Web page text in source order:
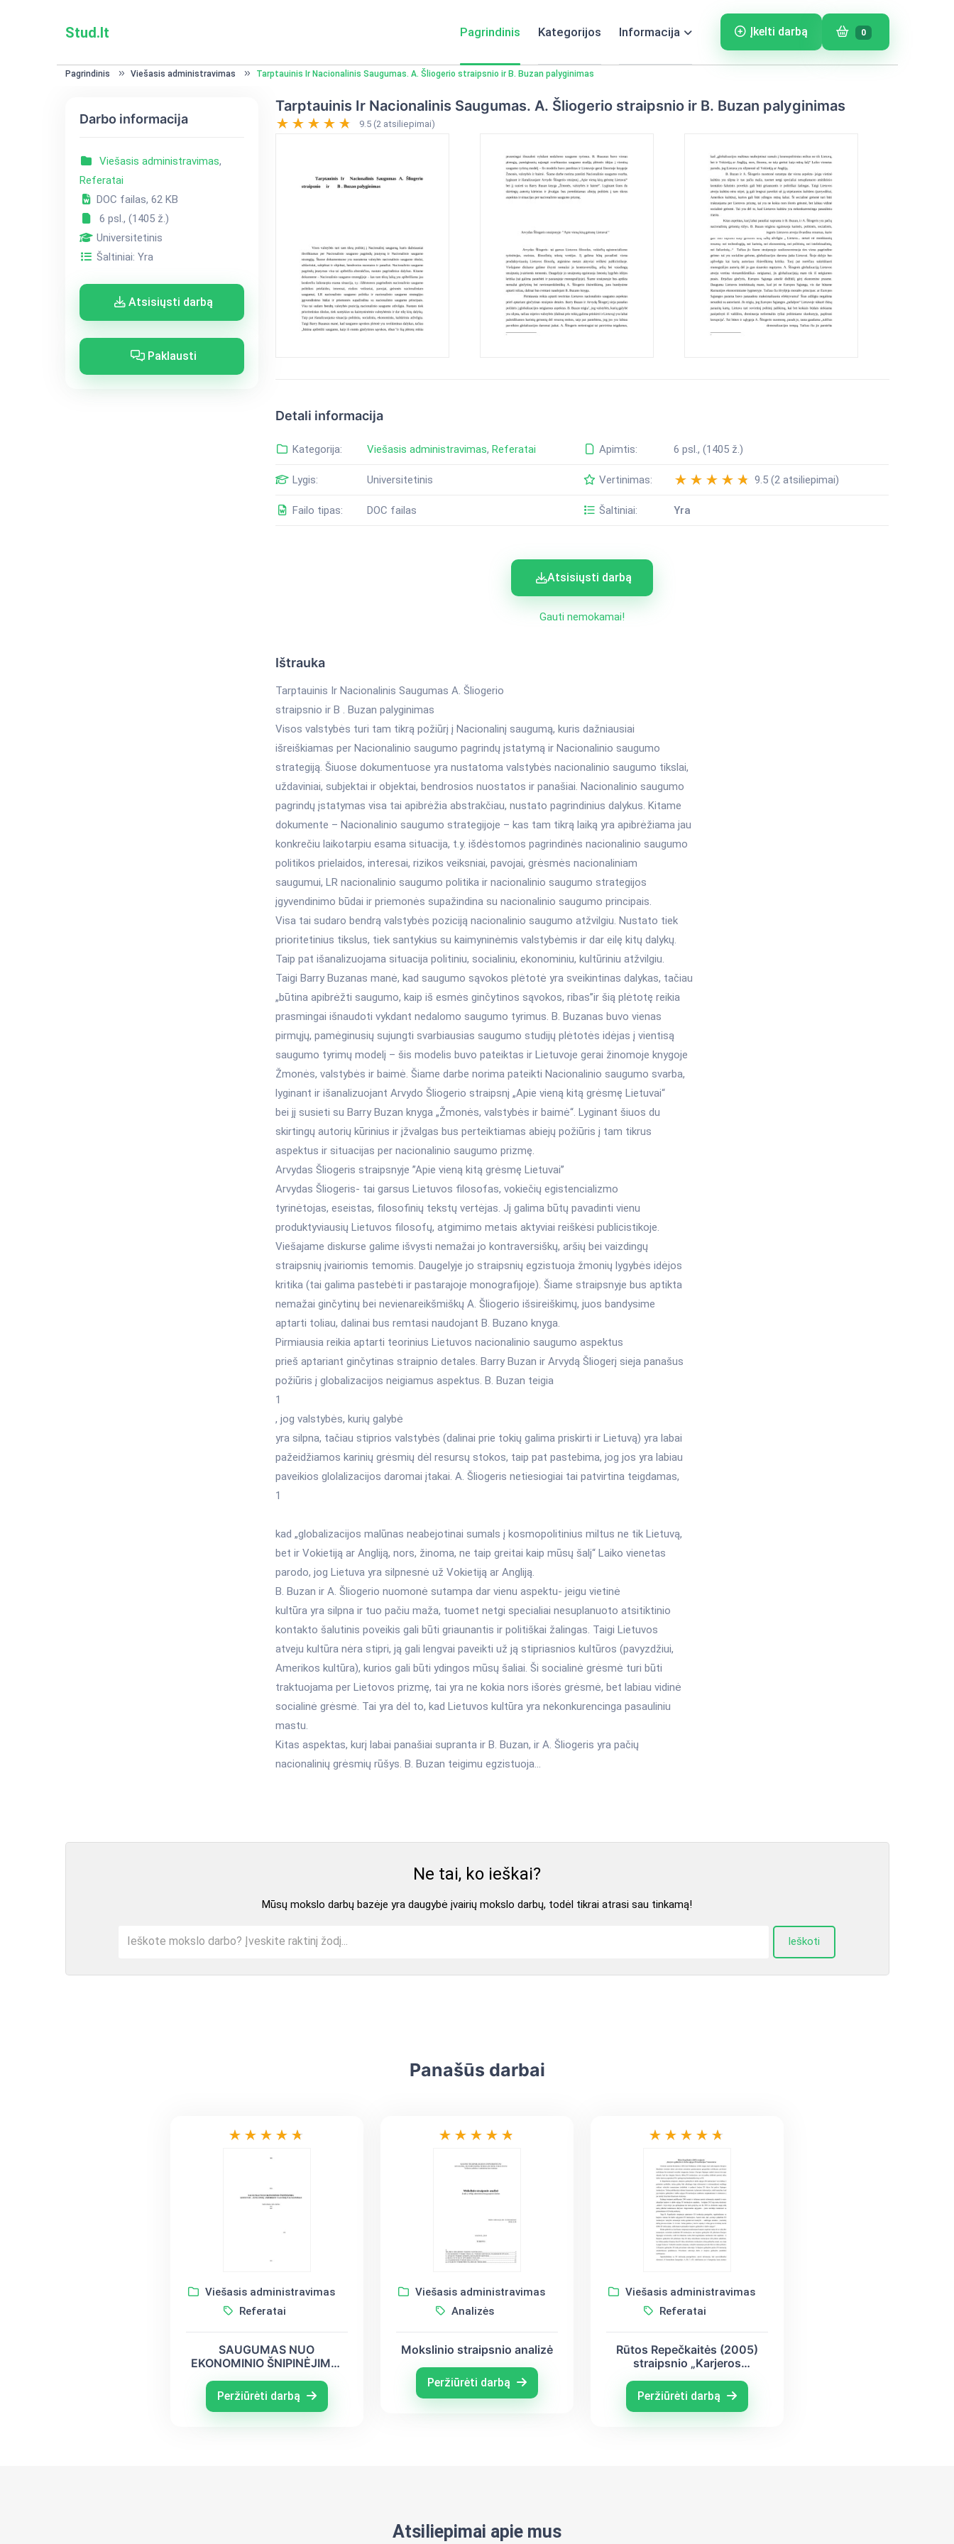
Stud.lt Pagrindinis Kategorijos Informacija Įkelti darbą 0
Pagrindinis Viešasis administravimas Tarptauinis Ir Nacionalinis Saugumas. A. Šliogerio straipsnio ir B. Buzan palyginimas
Darbo informacija
Viešasis administravimas,
Referatai
DOC failas, 62 KB
6 psl., (1405 ž.)
Universitetinis
Šaltiniai: Yra
Atsisiųsti darbą
Paklausti
Tarptauinis Ir Nacionalinis Saugumas. A. Šliogerio straipsnio ir B. Buzan palyginimas
9.5 (2 atsiliepimai)
Detali informacija
Kategorija: Viešasis administravimas, Referatai
Lygis: Universitetinis
Failo tipas: DOC failas
Apimtis: 6 psl., (1405 ž.)
Vertinimas: 9.5 (2 atsiliepimai)
Šaltiniai: Yra
Atsisiųsti darbą
Gauti nemokamai!
Ištrauka
Tarptauinis Ir Nacionalinis Saugumas A. Šliogerio
straipsnio ir B . Buzan palyginimas
Visos valstybės turi tam tikrą požiūrį į Nacionalinį saugumą, kuris dažniausiai
išreiškiamas per Nacionalinio saugumo pagrindų įstatymą ir Nacionalinio saugumo
strategiją. Šiuose dokumentuose yra nustatoma valstybės nacionalinio saugumo tikslai,
uždaviniai, subjektai ir objektai, bendrosios nuostatos ir panašiai. Nacionalinio saugumo
pagrindų įstatymas visa tai apibrėžia abstrakčiau, nustato pagrindinius dalykus. Kitame
dokumente – Nacionalinio saugumo strategijoje – kas tam tikrą laiką yra apibrėžiama jau
konkrečiu laikotarpiu esama situacija, t.y. išdėstomos pagrindinės nacionalinio saugumo
politikos prielaidos, interesai, rizikos veiksniai, pavojai, grėsmės nacionaliniam
saugumui, LR nacionalinio saugumo politika ir nacionalinio saugumo strategijos
įgyvendinimo būdai ir priemonės supažindina su nacionalinio saugumo principais.
Visa tai sudaro bendrą valstybės poziciją nacionalinio saugumo atžvilgiu. Nustato tiek
prioritetinius tikslus, tiek santykius su kaimyninėmis valstybėmis ir dar eilę kitų dalykų.
Taip pat išanalizuojama situacija politiniu, socialiniu, ekonominiu, kultūriniu atžvilgiu.
Taigi Barry Buzanas manė, kad saugumo sąvokos plėtotė yra sveikintinas dalykas, tačiau
„būtina apibrėžti saugumo, kaip iš esmės ginčytinos sąvokos, ribas’’ir šią plėtotę reikia
prasmingai išnaudoti vykdant nedalomo saugumo tyrimus. B. Buzanas buvo vienas
pirmųjų, pamėginusių sujungti svarbiausias saugumo studijų plėtotės idėjas į vientisą
saugumo tyrimų modelį – šis modelis buvo pateiktas ir Lietuvoje gerai žinomoje knygoje
Žmonės, valstybės ir baimė. Šiame darbe norima pateikti Nacionalinio saugumo svarba,
lyginant ir išanalizuojant Arvydo Šliogerio straipsnį „Apie vieną kitą grėsmę Lietuvai“
bei jį susieti su Barry Buzan knyga „Žmonės, valstybės ir baimė“. Lyginant šiuos du
skirtingų autorių kūrinius ir įžvalgas bus perteiktiamas abiejų požiūris į tam tikrus
aspektus ir situacijas per nacionalinio saugumo prizmę.
Arvydas Šliogeris straipsnyje ’’Apie vieną kitą grėsmę Lietuvai’’
Arvydas Šliogeris- tai garsus Lietuvos filosofas, vokiečių egistencializmo
tyrinėtojas, eseistas, filosofinių tekstų vertėjas. Jį galima būtų pavadinti vienu
produktyviausių Lietuvos filosofų, atgimimo metais aktyviai reiškėsi publicistikoje.
Viešajame diskurse galime išvysti nemažai jo kontraversiškų, aršių bei vaizdingų
straipsnių įvairiomis temomis. Daugelyje jo straipsnių egzistuoja žmonių lygybės idėjos
kritika (tai galima pastebėti ir pastarajoje monografijoje). Šiame straipsnyje bus aptikta
nemažai ginčytinų bei nevienareikšmiškų A. Šliogerio išsireiškimų, juos bandysime
aptarti toliau, dalinai bus remtasi naudojant B. Buzano knyga.
Pirmiausia reikia aptarti teorinius Lietuvos nacionalinio saugumo aspektus
prieš aptariant ginčytinas straipnio detales. Barry Buzan ir Arvydą Šliogerį sieja panašus
požiūris į globalizacijos neigiamus aspektus. B. Buzan teigia
1
, jog valstybės, kurių galybė
yra silpna, tačiau stiprios valstybės (dalinai prie tokių galima priskirti ir Lietuvą) yra labai
pažeidžiamos karinių grėsmių dėl resursų stokos, taip pat pastebima, jog jos yra labiau
paveikios glolalizacijos daromai įtakai. A. Šliogeris netiesiogiai tai patvirtina teigdamas,
1
kad „globalizacijos malūnas neabejotinai sumals į kosmopolitinius miltus ne tik Lietuvą,
bet ir Vokietiją ar Angliją, nors, žinoma, ne taip greitai kaip mūsų šalį“ Laiko vienetas
parodo, jog Lietuva yra silpnesnė už Vokietiją ar Angliją.
B. Buzan ir A. Šliogerio nuomonė sutampa dar vienu aspektu- jeigu vietinė
kultūra yra silpna ir tuo pačiu maža, tuomet netgi specialiai nesuplanuoto atsitiktinio
kontakto šalutinis poveikis gali būti griaunantis ir politiškai žalingas. Taigi Lietuvos
atveju kultūra nėra stipri, ją gali lengvai paveikti už ją stipriasnios kultūros (pavyzdžiui,
Amerikos kultūra), kurios gali būti ydingos mūsų šaliai. Ši socialinė grėsmė turi būti
traktuojama per Lietovos prizmę, tai yra ne kokia nors išorės grėsmė, bet labiau vidinė
socialinė grėsmė. Tai yra dėl to, kad Lietuvos kultūra yra nekonkurencinga pasauliniu
mastu.
Kitas aspektas, kurį labai panašiai supranta ir B. Buzan, ir A. Šliogeris yra pačių
nacionalinių grėsmių rūšys. B. Buzan teigimu egzistuoja...
Ne tai, ko ieškai?
Mūsų mokslo darbų bazėje yra daugybė įvairių mokslo darbų, todėl tikrai atrasi sau tinkamą!
Ieškoti
Panašūs darbai
Viešasis administravimas
Referatai
SAUGUMAS NUO
EKONOMINIO ŠNIPINĖJIMO.
AMERIKOS VALSTIJŲ
PALYGINIMAS
Peržiūrėti darbą
Viešasis administravimas
Analizės
Mokslinio straipsnio analizė
Peržiūrėti darbą
Viešasis administravimas
Referatai
Rūtos Repečkaitės (2005)
straipsnio „Karjeros
ES institucijose“ komentaras
Peržiūrėti darbą
Atsiliepimai apie mus